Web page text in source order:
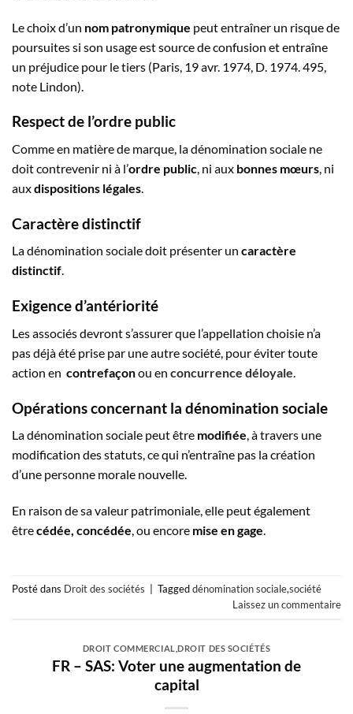
Le choix d’un nom patronymique peut entraîner un risque de
poursuites si son usage est source de confusion et entraîne
un préjudice pour le tiers (Paris, 19 avr. 1974, D. 1974. 495,
note Lindon).
Respect de l’ordre public
Comme en matière de marque, la dénomination sociale ne
doit contrevenir ni à l’ordre public, ni aux bonnes mœurs, ni
auxdispositions légales.
Caractère distinctif
La dénomination sociale doit présenter un caractère
distinctif.
Exigence d’antériorité
Les associés devront s’assurer que l’appellation choisie n’a
pas déjà été prise par une autre société, pour éviter toute
action en contrefaçonou en concurrence déloyale
Opérations concernant la dénomination sociale
La dénomination sociale peut être modifiée, à travers une
modification des statuts, ce qui n’entraîne pas la création
d’une personne morale nouvelle.
En raison de sa valeur patrimoniale, elle peut également
êtrecédée, concédée, ou encore mise en gage.
Posté dans Droit des sociétés Taggeddénomination sociale,société
Laissez un commentaire
DROIT COMMERCIAL ,DROIT DES SOCIÉTÉS
FR – SAS: Voter une augmentation de
capital